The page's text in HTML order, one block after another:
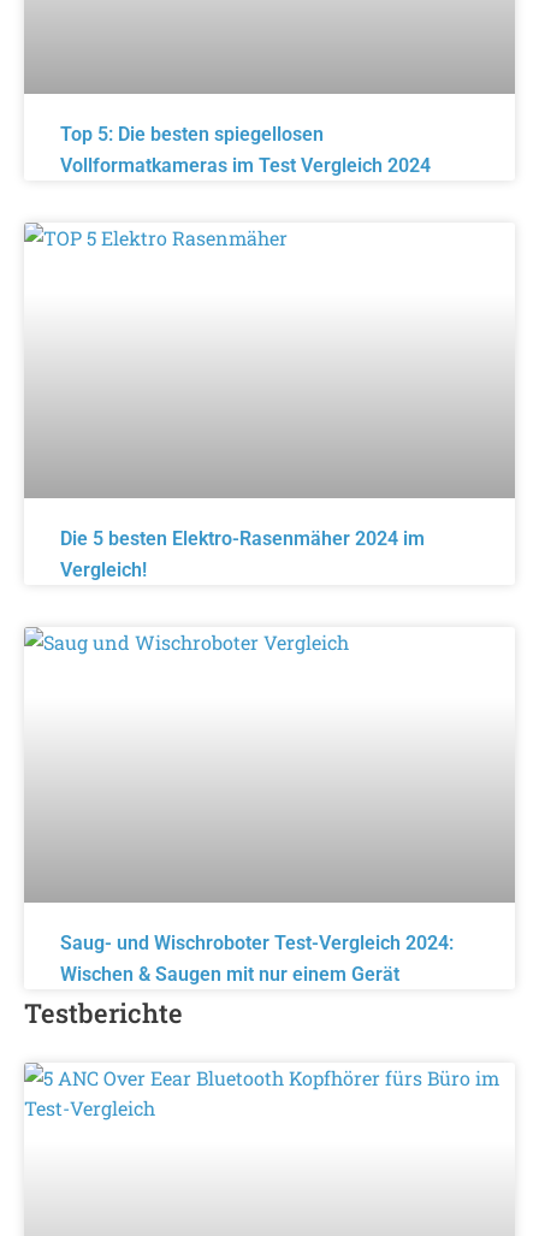
Top 5: Die besten spiegellosen
Vollformatkameras im Test Vergleich 2024
Die 5 besten Elektro-Rasenmäher 2024 im
Vergleich!
Saug- und Wischroboter Test-Vergleich 2024:
Wischen & Saugen mit nur einem Gerät
Testberichte